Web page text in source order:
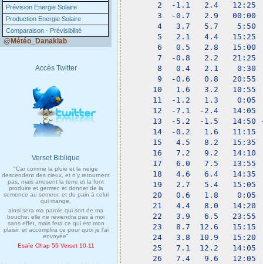
Prévision Energie Solaire
Production Energie Solaire
Comparaison - Prévisibilité
@Météo_Danaklab
Accès Twitter
Verset Biblique
"Car comme la pluie et la neige
descendent des cieux, et n'y retournent
pas, mais arrosent la terre et la font
produire et germer, et donner de la
semence au semeur, et du pain à celui
qui mange,
ainsi sera ma parole qui sort de ma
bouche: elle ne reviendra pas à moi
sans effet, mais fera ce qui est mon
plaisir, et accomplira ce pour quoi je l'ai
envoyée"
Esaïe Chap 55 Verset 10-11
2  -1.1   2.4   12:25
3  -0.7   2.9   00:00
4   3.7   5.7    5:50
5   2.1   4.4   15:25
6   0.5   2.8   15:00
7  -0.8   2.2   21:25
8   0.4   2.1    0:30
9  -0.6   0.8   20:55
10   1.6   3.2   10:55
11  -1.2   1.3    0:05
12  -7.1  -2.4   14:05
13  -5.2  -1.5   14:50
14  -0.2   1.6   11:15
15   4.5   8.2   15:35
16   7.2   9.2   14:10
17   6.0   7.5   13:55
18   4.6   6.4   14:35
19   2.7   5.4   15:05
20   0.6   1.8    0:05
21   4.4   8.0   14:20
22   3.9   6.5   23:55
23   8.7  12.6   15:15
24   3.8  10.9
25   7.1  12.2
26   7.4   9.6   12:05